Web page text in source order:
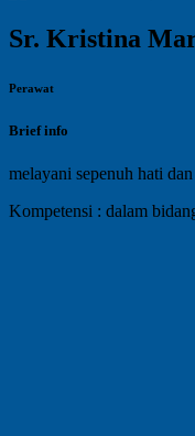
Sr. Kristina
Perawat
Brief info
melayani sepenuh hati
Kompetensi : dalam